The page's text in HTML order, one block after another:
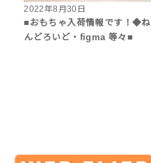
2022年8月30日
■おもちゃ入荷情報です！◆ね
んどろいど・figma 等々■